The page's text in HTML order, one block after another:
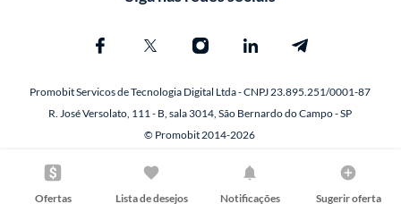
Ofertas Lista de desejos Notificações Sugerir oferta
Promobit Servicos de Tecnologia Digital Ltda - CNPJ 23.895.251/0001-87
R. José Versolato, 111 - B, sala 3014, São Bernardo do Campo - SP
© Promobit 2014-2026